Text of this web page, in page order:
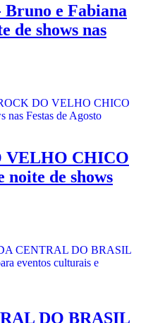
e Fabiana
de shows nas
VELHO CHICO
de shows
DO BRASIL